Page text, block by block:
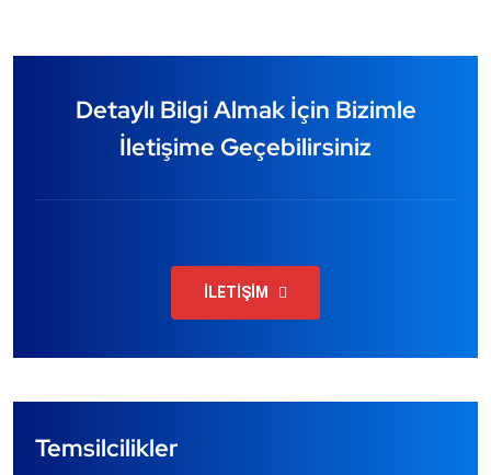
Detaylı Bilgi Almak İçin Bizimle
İletişime Geçebilirsiniz
İLETİŞİM
Temsilcilikler